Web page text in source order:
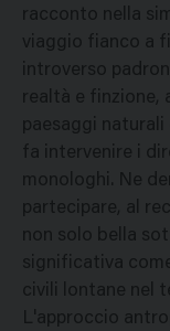
racconto nella
viaggio fianco a
introverso
realtà e finzione,
paesaggi
fa intervenire i
monologhi. Ne
partecipare, al
non solo bella
significativa
civili lontane nel
L'approccio